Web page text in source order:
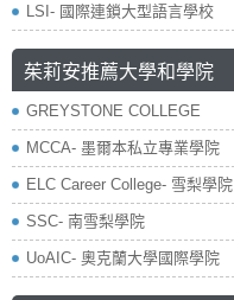
LSI- 國際連鎖大型語言學校
茱莉安推薦大學和學院
GREYSTONE COLLEGE
MCCA- 墨爾本私立專業學院
ELC Career College- 雪梨學院
SSC- 南雪梨學院
UoAIC- 奧克蘭大學國際學院